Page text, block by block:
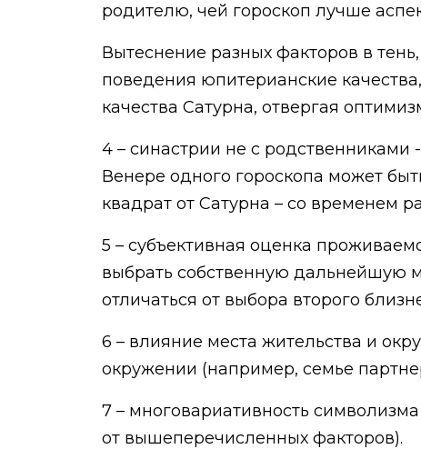
родителю, чей гороскоп лучше
Вытеснение разных факторов в
поведения юпитерианские
качества Сатурна, отвергая
4 – синастрии не с
Венере одного гороскопа может
квадрат от Сатурна – со временем
5 – субъективная оценка
выбрать собственную дальнейшую
отличаться от выбора второго
6 – влияние места жительства и
окружении (например, семье
7 – многовариативность
от вышеперечисленных факторов).